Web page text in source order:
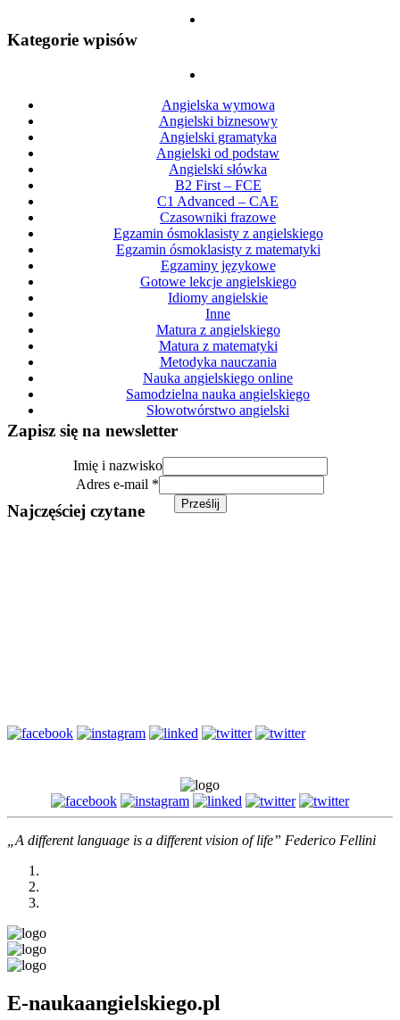
Kategorie wpisów
Angielska wymowa
Angielski biznesowy
Angielski gramatyka
Angielski od podstaw
Angielski słówka
B2 First – FCE
C1 Advanced – CAE
Czasowniki frazowe
Egzamin ósmoklasisty z angielskiego
Egzamin ósmoklasisty z matematyki
Egzaminy językowe
Gotowe lekcje angielskiego
Idiomy angielskie
Inne
Matura z angielskiego
Matura z matematyki
Metodyka nauczania
Nauka angielskiego online
Samodzielna nauka angielskiego
Słowotwórstwo angielski
Zapisz się na newsletter
Imię i nazwisko
e-
mail
Adres e-mail *
Prześlij
Najczęściej czytane
„A different language is a different vision of life” Federico Fellini
E-naukaangielskiego.pl